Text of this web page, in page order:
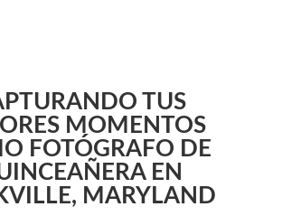
TUS
MOMENTOS
FOTÓGRAFO DE
EN
MARYLAND